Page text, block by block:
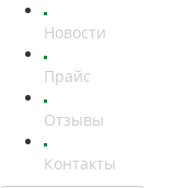
Новости
Прайс
Отзывы
Контакты